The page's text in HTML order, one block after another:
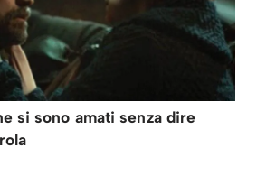
si sono amati senza dire